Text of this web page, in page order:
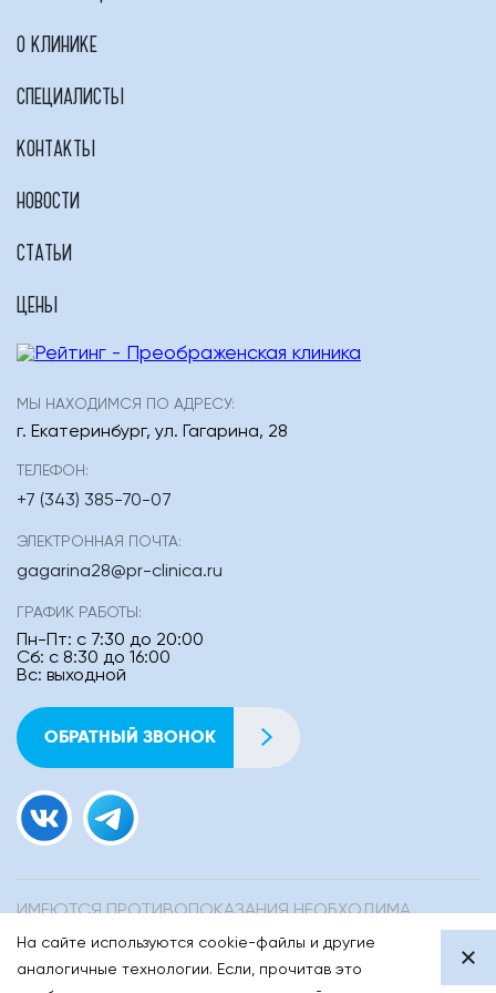
О КЛИНИКЕ
СПЕЦИАЛИСТЫ
КОНТАКТЫ
НОВОСТИ
СТАТЬИ
ЦЕНЫ
МЫ НАХОДИМСЯ ПО АДРЕСУ:
г. Екатеринбург, ул. Гагарина, 28
ТЕЛЕФОН:
+7 (343) 385-70-07
ЭЛЕКТРОННАЯ ПОЧТА:
gagarina28@pr-clinica.ru
ГРАФИК РАБОТЫ:
Пн-Пт: с 7:30 до 20:00
Сб: с 8:30 до 16:00
Вс: выходной
ОБРАТНЫЙ ЗВОНОК
ИМЕЮТСЯ ПРОТИВОПОКАЗАНИЯ НЕОБХОДИМА
© 1990-2026 «Преображенская клиника»
На сайте используются cookie-файлы и другие
аналогичные технологии. Если, прочитав это